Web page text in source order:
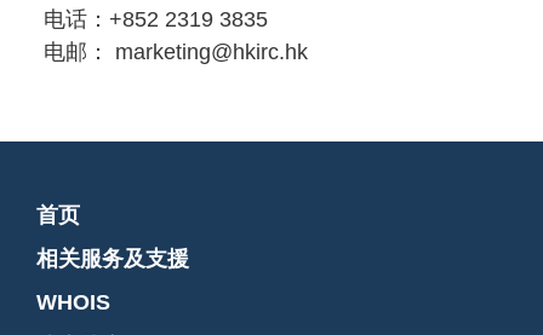
电话：+852 2319 3835
电邮： marketing@hkirc.hk
首页
相关服务及支援
WHOIS